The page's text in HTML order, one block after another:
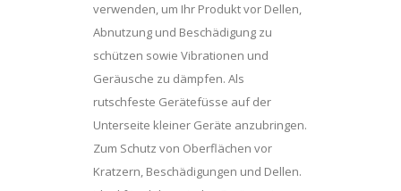
verwenden, um Ihr Produkt vor Dellen,
Abnutzung und Beschädigung zu
schützen sowie Vibrationen und
Geräusche zu dämpfen. Als
rutschfeste Gerätefüsse auf der
Unterseite kleiner Geräte anzubringen.
Zum Schutz von Oberflächen vor
Kratzern, Beschädigungen und Dellen.